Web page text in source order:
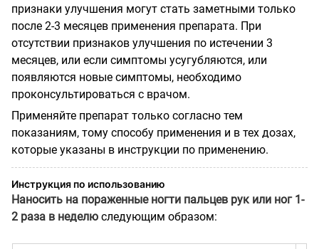
признаки улучшения могут стать заметными только
после 2-3 месяцев применения препарата. При
отсутствии признаков улучшения по истечении 3
месяцев, или если симптомы усугубляются, или
появляются новые симптомы, необходимо
проконсультироваться с врачом.
Применяйте препарат только согласно тем
показаниям, тому способу применения и в тех дозах,
которые указаны в инструкции по применению.
Инструкция по использованию
Наносить на пораженные ногти пальцев рук или ног 1-
2 раза в неделю следующим образом: